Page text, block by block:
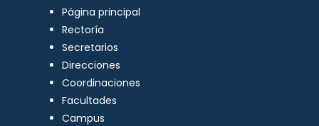
Página principal
Rectoría
Secretarios
Direcciones
Coordinaciones
Facultades
Campus